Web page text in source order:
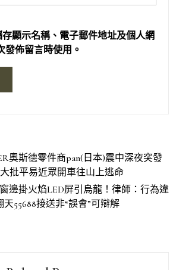
存顯示名稱、電子郵件地址及個人網
發佈留言時使用。
奧斯德零件商pan(日本)震中深夜突發
批平易近眾開車往山上逃命
邊掛火焰LED屏引烏龍！律師：行為違
55688接送非“誤會”可辯解